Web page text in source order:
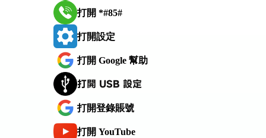
打開 *#85#
打開設定
打開 Google 幫助
打開 USB 設定
打開登錄賬號
打開 YouTube